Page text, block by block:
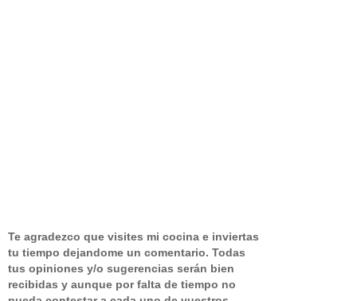
Te agradezco que visites mi cocina e inviertas
tu tiempo dejandome un comentario. Todas
tus opiniones y/o sugerencias serán bien
recibidas y aunque por falta de tiempo no